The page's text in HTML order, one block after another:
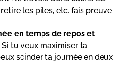
les piles, etc. fais preuve
en temps de repos et
Si tu veux maximiser ta
scinder ta journée en deux